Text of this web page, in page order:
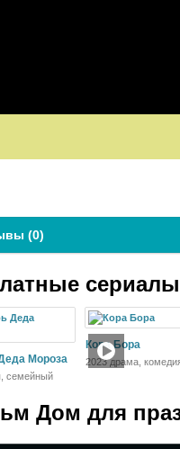
(0)
Мороза
семейный
Кора Бора
2023 драма,
Дом для